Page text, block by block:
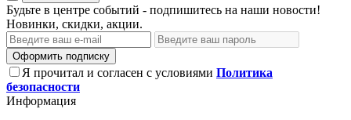
Будьте в центре событий - подпишитесь на наши новости!
Новинки, скидки, акции.
Оформить подписку
Я прочитал и согласен с условиями Политика
безопасности
Информация